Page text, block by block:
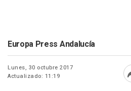
Europa Press Andalucía
Lunes, 30 octubre 2017
Actualizado: 11:19